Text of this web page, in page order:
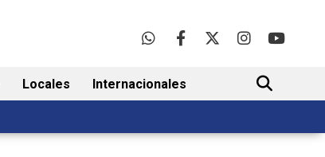
Locales Internacionales
BUSCAR